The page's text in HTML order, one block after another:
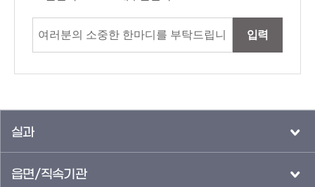
입력
실과
읍면/직속기관